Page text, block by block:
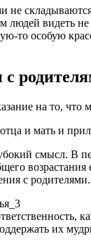
не
людей видеть
то особую
на то,
и мать и
смысл. В
возрастания
с
их